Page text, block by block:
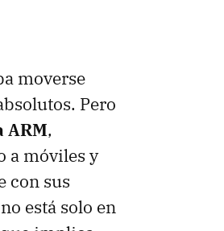
moverse
Pero
,
a móviles y
con sus
está solo en